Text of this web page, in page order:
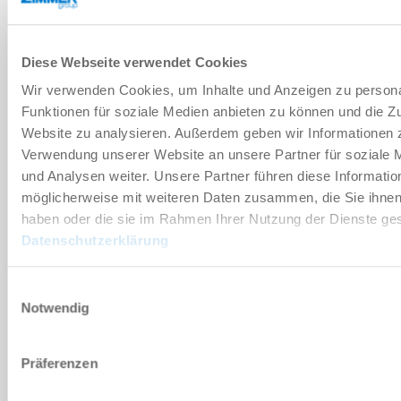
Diese Webseite verwendet Cookies
Wir verwenden Cookies, um Inhalte und Anzeigen zu
Funktionen für soziale Medien anbieten zu können und die
Website zu analysieren. Außerdem geben wir Informationen
Verwendung unserer Website an unsere Partner für soziale
und Analysen weiter. Unsere Partner führen diese
möglicherweise mit weiteren Daten zusammen, die Sie
haben oder die sie im Rahmen Ihrer Nutzung der Dienste
Datenschutzerklärung
Notwendig
Präferenzen
1Vss 256
9 [kW]
7.3 [Nm]